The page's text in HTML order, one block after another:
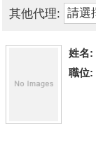
其他代理:
姓名:
職位: